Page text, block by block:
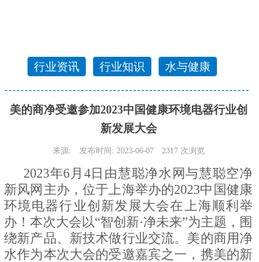
行业资讯 行业知识 水与健康
美的商净受邀参加2023中国健康环境电器行业创
新发展大会
来源: 发布时间: 2023-06-07 2317 次浏览
2023年6月4日由慧聪净水网与慧聪空净
新风网主办，位于上海举办的2023中国健康
环境电器行业创新发展大会在上海顺利举
办！本次大会以“智创新·净未来”为主题，围
绕新产品、新技术做行业交流。美的商用净
水作为本次大会的受邀嘉宾之一，携美的新